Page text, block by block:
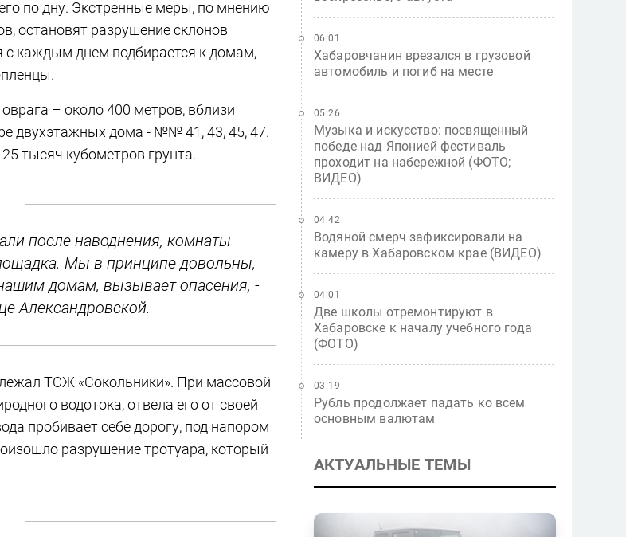
по дну. Экстренные меры, по мнению
остановят разрушение склонов
с каждым днем подбирается к домам,
– около 400 метров, вблизи
двухэтажных дома - №№ 41, 43, 45, 47.
тысяч кубометров грунта.
после наводнения, комнаты
Мы в принципе довольны,
домам, вызывает опасения, -
Александровской.
ТСЖ «Сокольники». При массовой
водотока, отвела его от своей
пробивает себе дорогу, под напором
разрушение тротуара, который
Хабаровчанин врезался в грузовой
автомобиль и погиб на месте
06:01
Музыка и искусство: посвященный
победе над Японией фестиваль
проходит на набережной (ФОТО;
ВИДЕО)
05:26
Водяной смерч зафиксировали на
камеру в Хабаровском крае (ВИДЕО)
04:42
Две школы отремонтируют в
Хабаровске к началу учебного года
(ФОТО)
04:01
Рубль продолжает падать ко всем
основным валютам
03:19
АКТУАЛЬНЫЕ ТЕМЫ